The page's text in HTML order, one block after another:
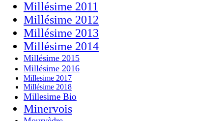
Millésime 2011
Millésime 2012
Millésime 2013
Millésime 2014
Millésime 2015
Millésime 2016
Millesime 2017
Millésime 2018
Millesime Bio
Minervois